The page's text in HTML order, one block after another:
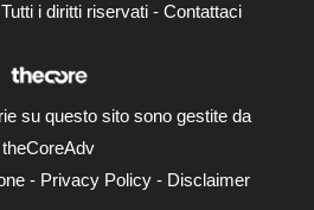
i diritti riservati - Contattaci
su questo sito sono gestite da
theCoreAdv
- Privacy Policy- Disclaimer